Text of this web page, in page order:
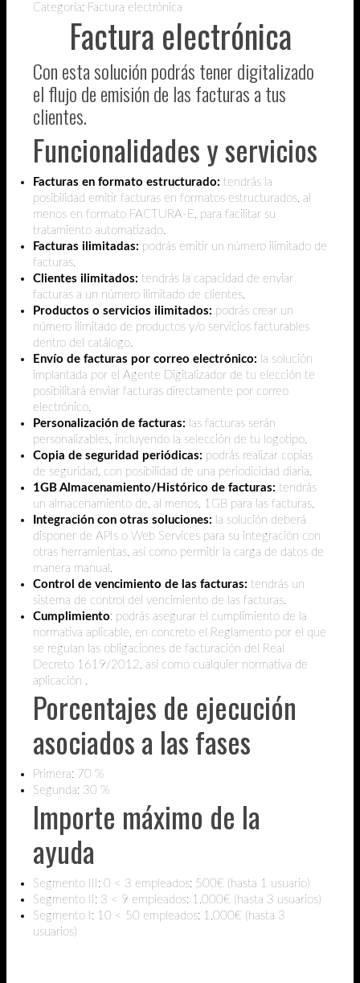
Categoría: Factura electrónica
Factura electrónica
Con esta solución podrás tener digitalizado
el flujo de emisión de las facturas a tus
clientes.
Funcionalidades y servicios
Facturas en formato estructurado: tendrás la
posibilidad emitir facturas en formatos estructurados, al
menos en formato FACTURA-E, para facilitar su
tratamiento automatizado.
Facturas ilimitadas: podrás emitir un número ilimitado de
facturas.
Clientes ilimitados: tendrás la capacidad de enviar
facturas a un número ilimitado de clientes.
Productos o servicios ilimitados: podrás crear un
número ilimitado de productos y/o servicios facturables
dentro del catálogo.
Envío de facturas por correo electrónico: la solución
implantada por el Agente Digitalizador de tu elección te
posibilitará enviar facturas directamente por correo
electrónico.
Personalización de facturas: las facturas serán
personalizables, incluyendo la selección de tu logotipo.
Copia de seguridad periódicas: podrás realizar copias
de seguridad, con posibilidad de una periodicidad diaria.
1GB Almacenamiento/Histórico de facturas: tendrás
un almacenamiento de, al menos, 1GB para las facturas.
Integración con otras soluciones: la solución deberá
disponer de APIs o Web Services para su integración con
otras herramientas, así como permitir la carga de datos de
manera manual.
Control de vencimiento de las facturas: tendrás un
sistema de control del vencimiento de las facturas.
Cumplimiento: podrás asegurar el cumplimiento de la
normativa aplicable, en concreto el Reglamento por el que
se regulan las obligaciones de facturación del Real
Decreto 1619/2012, así como cualquier normativa de
aplicación .
Porcentajes de ejecución
asociados a las fases
Primera: 70 %
Segunda: 30 %
Importe máximo de la
ayuda
Segmento III: 0 < 3 empleados: 500€ (hasta 1 usuario)
Segmento II: 3 < 9 empleados: 1.000€ (hasta 3 usuarios)
Segmento I: 10 < 50 empleados: 1.000€ (hasta 3
usuarios)